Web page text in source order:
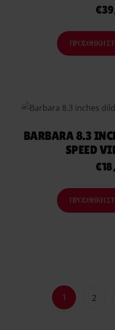
€
ΠΡΟΣΘΉΚΗ
BARBARA 8.3
SPEED
€
ΠΡΟΣΘΉΚΗ
1 2